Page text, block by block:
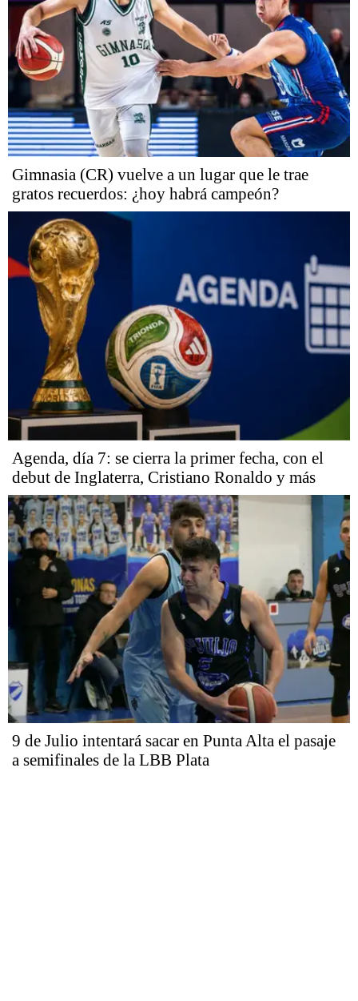
Gimnasia (CR) vuelve a un lugar que le trae
gratos recuerdos: ¿hoy habrá campeón?
Agenda, día 7: se cierra la primer fecha, con el
debut de Inglaterra, Cristiano Ronaldo y más
9 de Julio intentará sacar en Punta Alta el pasaje
a semifinales de la LBB Plata